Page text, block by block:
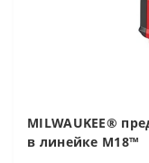
MILWAUKEE®
в линейке M18™